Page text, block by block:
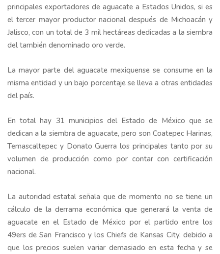
principales exportadores de aguacate a Estados Unidos, si es
el tercer mayor productor nacional después de Michoacán y
Jalisco, con un total de 3 mil hectáreas dedicadas a la siembra
del también denominado oro verde.
La mayor parte del aguacate mexiquense se consume en la
misma entidad y un bajo porcentaje se lleva a otras entidades
del país.
En total hay 31 municipios del Estado de México que se
dedican a la siembra de aguacate, pero son Coatepec Harinas,
Temascaltepec y Donato Guerra los principales tanto por su
volumen de producción como por contar con certificación
nacional.
La autoridad estatal señala que de momento no se tiene un
cálculo de la derrama económica que generará la venta de
aguacate en el Estado de México por el partido entre los
49ers de San Francisco y los Chiefs de Kansas City, debido a
que los precios suelen variar demasiado en esta fecha y se